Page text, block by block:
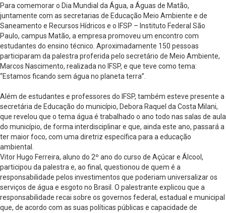
Para comemorar o Dia Mundial da Água, a Águas de Matão,
juntamente com as secretarias de Educação Meio Ambiente e de
Saneamento e Recursos Hídricos e o IFSP – Instituto Federal São
Paulo, campus Matão, a empresa promoveu um encontro com
estudantes do ensino técnico. Aproximadamente 150 pessoas
participaram da palestra proferida pelo secretário de Meio Ambiente,
Marcos Nascimento, realizada no IFSP, e que teve como tema:
“Estamos ficando sem água no planeta terra”.
Além de estudantes e professores do IFSP, também esteve presente a
secretária de Educação do município, Debora Raquel da Costa Milani,
que revelou que o tema água é trabalhado o ano todo nas salas de aula
do município, de forma interdisciplinar e que, ainda este ano, passará a
ter maior foco, com uma diretriz específica para a educação
ambiental.
Vitor Hugo Ferreira, aluno do 2º ano do curso de Açúcar e Álcool,
participou da palestra e, ao final, questionou de quem é a
responsabilidade pelos investimentos que poderiam universalizar os
serviços de água e esgoto no Brasil. O palestrante explicou que a
responsabilidade recai sobre os governos federal, estadual e municipal
que, de acordo com as suas políticas públicas e capacidade de